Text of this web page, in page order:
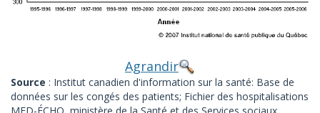
Agrandir
Source : Institut canadien d'information sur la santé: Base de
données sur les congés des patients; Fichier des hospitalisations